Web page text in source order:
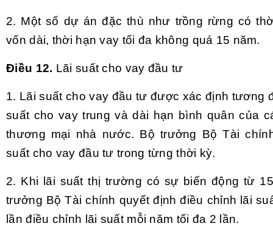
2. Một số dự án đặc thù như trồng rừng có
vốn dài, thời hạn vay tối đa không quá 15 năm.
Điều 12. Lãi suất cho vay đầu tư
1. Lãi suất cho vay đầu tư được xác định tương
suất cho vay trung và dài hạn bình quân của
thương mại nhà nước. Bộ trưởng Bộ Tài
suất cho vay đầu tư trong từng thời kỳ.
2. Khi lãi suất thị trường có sự biến động từ
trưởng Bộ Tài chính quyết định điều chỉnh lãi
lần điều chỉnh lãi suất mỗi năm tối đa 2 lần.